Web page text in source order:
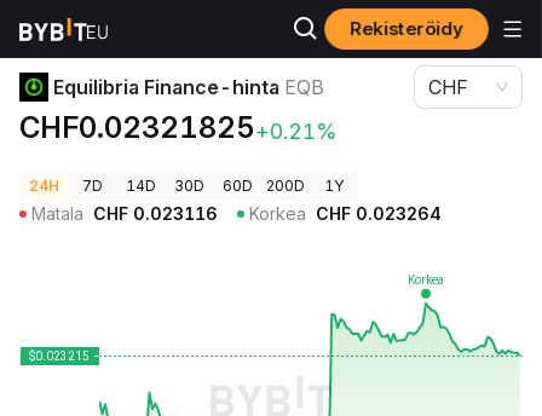
Rekisteröidy
Kryptohinnat Equilibria Finance-hinta EQB
Equilibria Finance-hinta EQB
CHF0.02321825+0.21%
CHF
24H 7D 14D 30D 60D 200D 1Y
Matala CHF 0.023116 Korkea CHF 0.023264